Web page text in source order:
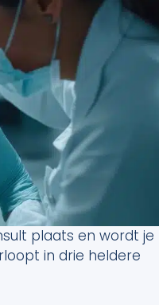
plaats en wordt je
in drie heldere